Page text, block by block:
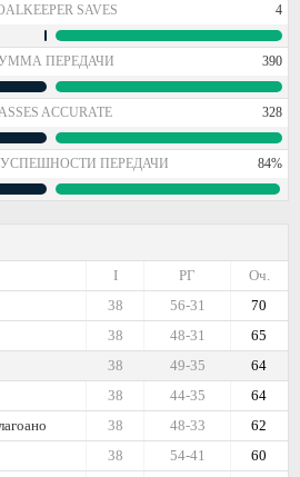
SAVES 4
ПЕРЕДАЧИ 390
ACCURATE 328
ПЕРЕДАЧИ 84%
Оч.
РГ
I
70
56-31
38
65
48-31
38
64
49-35
38
64
44-35
38
62
48-33
38
60
54-41
38